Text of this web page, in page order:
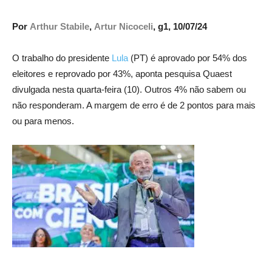
Por Arthur Stabile, Artur Nicoceli, g1, 10/07/24
O trabalho do presidente Lula (PT) é aprovado por 54% dos
eleitores e reprovado por 43%, aponta pesquisa Quaest
divulgada nesta quarta-feira (10). Outros 4% não sabem ou
não responderam. A margem de erro é de 2 pontos para mais
ou para menos.